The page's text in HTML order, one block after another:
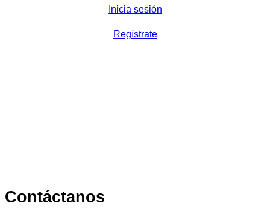
Inicia sesión
Regístrate
Contáctanos